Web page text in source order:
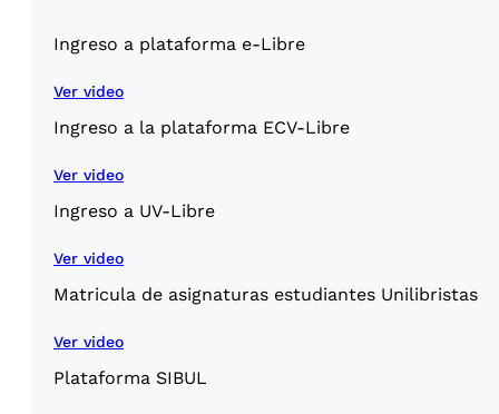
Ingreso a plataforma e-Libre
Ver video
Ingreso a la plataforma ECV-Libre
Ver video
Ingreso a UV-Libre
Ver video
Matricula de asignaturas estudiantes Unilibristas
Ver video
Plataforma SIBUL